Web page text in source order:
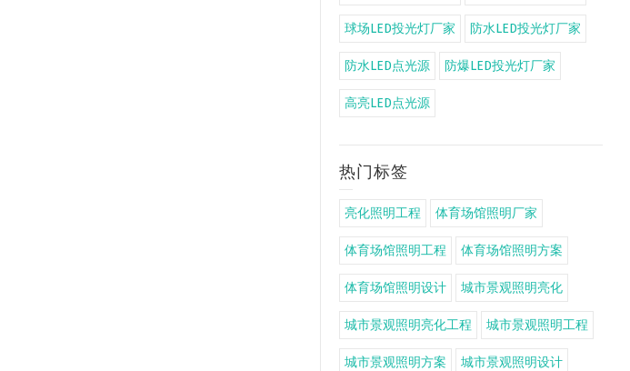
球场LED投光灯厂家 防水LED投光灯厂家
防水LED点光源 防爆LED投光灯厂家
高亮LED点光源
热门标签
亮化照明工程 体育场馆照明厂家
体育场馆照明工程 体育场馆照明方案
体育场馆照明设计 城市景观照明亮化
城市景观照明亮化工程 城市景观照明工程
城市景观照明方案 城市景观照明设计